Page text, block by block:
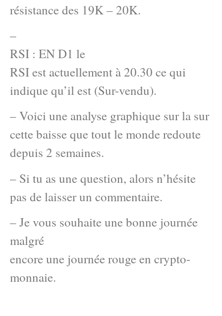
résistance des 19K – 20K.
–
RSI : EN D1 le
RSI est actuellement à 20.30 ce qui
indique qu’il est (Sur-vendu).
– Voici une analyse graphique sur la sur
cette baisse que tout le monde redoute
depuis 2 semaines.
– Si tu as une question, alors n’hésite
pas de laisser un commentaire.
– Je vous souhaite une bonne journée
malgré
encore une journée rouge en crypto-
monnaie.